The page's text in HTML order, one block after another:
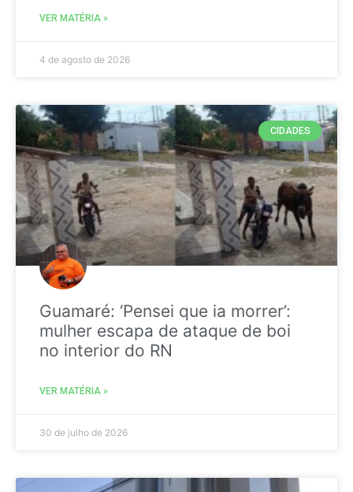
VER MATÉRIA »
4 de agosto de 2026
CIDADES
Guamaré: ‘Pensei que ia morrer’:
mulher escapa de ataque de boi
no interior do RN
VER MATÉRIA »
30 de julho de 2026